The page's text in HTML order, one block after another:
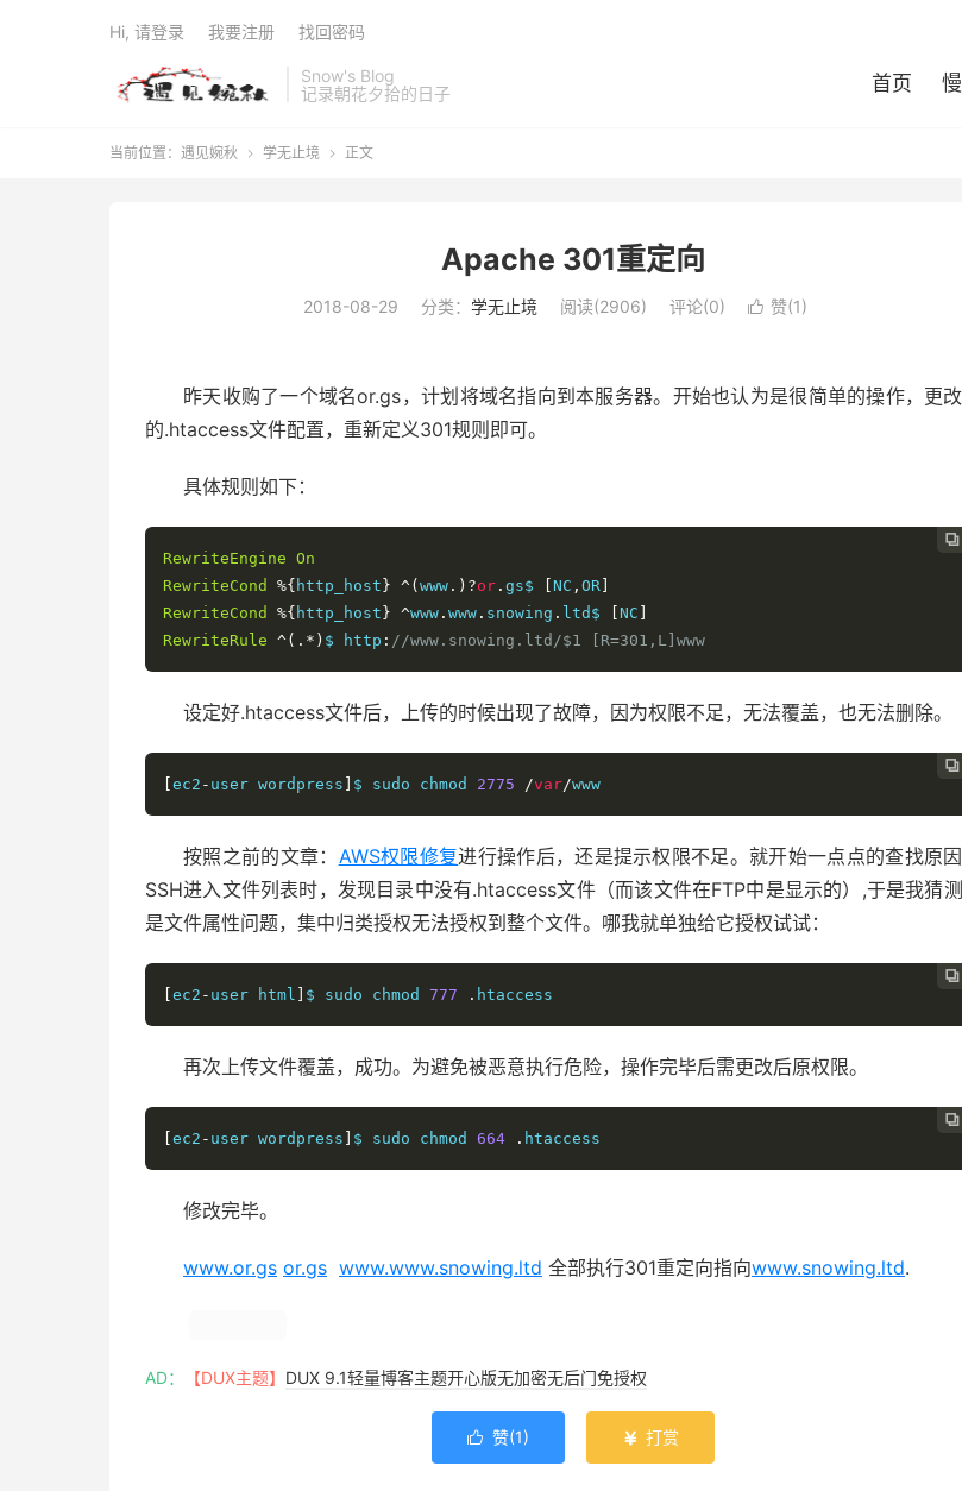
Snow's Blog
记录朝花夕拾的日子
首页
Hi, 请登录 我要注册 找回密码
当前位置： 遇见婉秋  学无止境  正文
Apache 301重定向
2018-08-29 分类： 学无止境 阅读(2906) 评论(0)  赞(1)
昨天收购了一个域名or.gs，计划将域名指向到本服务器。开始也认为是很简单的操作，更
的.htaccess文件配置，重新定义301规则即可。
具体规则如下：






RewriteEngine On
RewriteCond
%{ http_host } ^( www .)?or . gs$ NC , OR
RewriteCond
%{ http_host } ^www . www . snowing . ltd$ NC
RewriteRule ^(.*) $ http : //www.snowing.ltd/$1 [R=301,L]www
设定好.htaccess文件后，上传的时候出现了故障，因为权限不足，无法覆盖，也无法删除。





ec2 - user wordpress $ sudo chmod 2775 /var/www
按照之前的文章： AWS权限修复进行操作后，还是提示权限不足。就开始一点点的查找原
SSH进入文件列表时，发现目录中没有.htaccess文件（而该文件在FTP中是显示的）,于是我猜
是文件属性问题，集中归类授权无法授权到整个文件。哪我就单独给它授权试试：




ec2 - user html $ sudo chmod 777 . htaccess
再次上传文件覆盖，成功。为避免被恶意执行危险，操作完毕后需更改后原权限。



ec2 - user wordpress $ sudo chmod 664 . htaccess
修改完毕。
www.or.gs or.gs www.www.snowing.ltd 全部执行301重定向指向www.snowing.ltd.
AD： 【DUX主题】 DUX 9.1轻量博客主题开心版无加密无后门免授权
 赞(1)  打赏